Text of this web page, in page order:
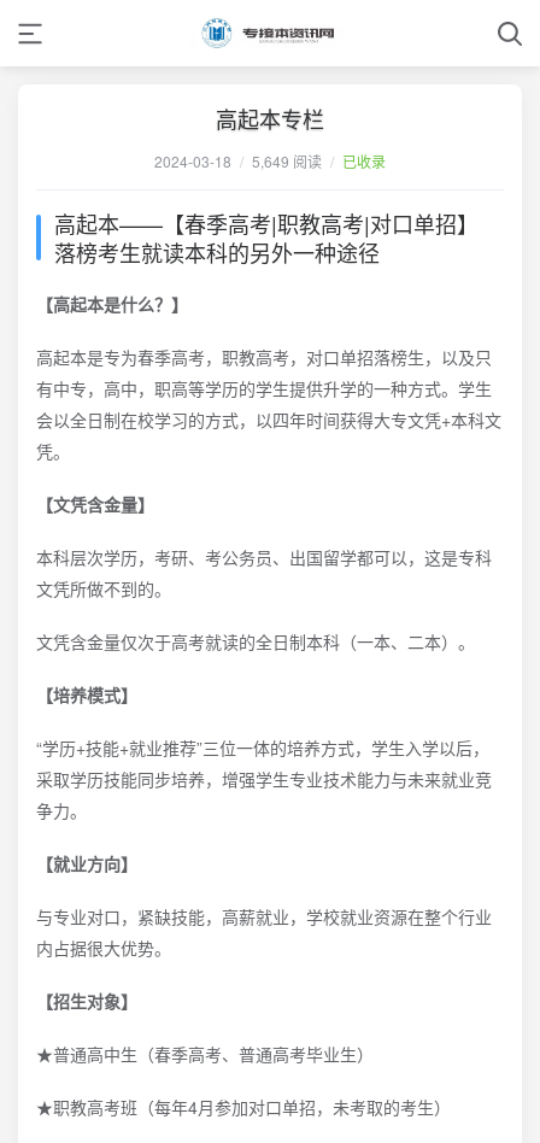
高起本专栏
2024-03-18 / 5,649 阅读 / 已收录
高起本——【春季高考|职教高考|对口单招】
落榜考生就读本科的另外一种途径
【高起本是什么？】
高起本是专为春季高考，职教高考，对口单招落榜生，以及只
有中专，高中，职高等学历的学生提供升学的一种方式。学生
会以全日制在校学习的方式，以四年时间获得大专文凭+本科文
凭。
【文凭含金量】
本科层次学历，考研、考公务员、出国留学都可以，这是专科
文凭所做不到的。
文凭含金量仅次于高考就读的全日制本科（一本、二本）。
【培养模式】
“学历+技能+就业推荐”三位一体的培养方式，学生入学以后，
采取学历技能同步培养，增强学生专业技术能力与未来就业竞
争力。
【就业方向】
与专业对口，紧缺技能，高薪就业，学校就业资源在整个行业
内占据很大优势。
【招生对象】
★普通高中生（春季高考、普通高考毕业生）
★职教高考班（每年4月参加对口单招，未考取的考生）